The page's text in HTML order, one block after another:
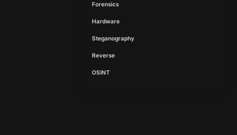
Forensics
Hardware
Steganography
Reverse
OSINT